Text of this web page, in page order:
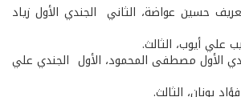
حسين عواضة، الثاني ­ الجندي الأول زياد
علي أيوب، الثالث.
الأول مصطفى المحمود، الأول ­ الجندي علي
يونان، الثالث.